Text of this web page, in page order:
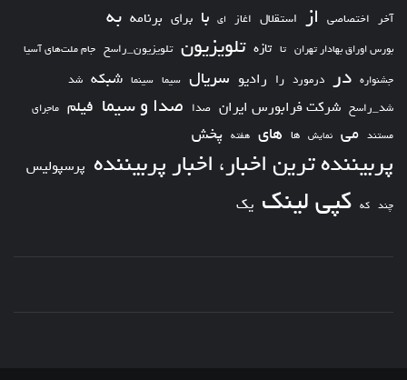
آخر اختصاصی از استقلال اغاز ای با برای برنامه به
بورس اوراق بهادار تهران تا تازه تلویزیون تلویزیون_راسخ جام ملت‌های آسیا
جشنواره در درمورد را رادیو سریال سیما سینما شبکه شد
شد_راسخ شرکت فرابورس ایران صدا صدا و سیما فیلم ماجرای
مستند می نمایش ها های هفته پخش
پربیننده ترین اخبار، اخبار پربیننده پرسپولیس
چند که کپی لینک یک